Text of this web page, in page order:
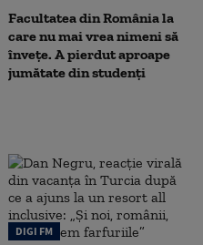
Facultatea din România la
care nu mai vrea nimeni să
înveţe. A pierdut aproape
jumătate din studenţi
DIGI FM